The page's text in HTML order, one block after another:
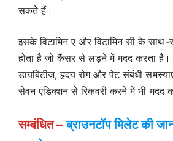
सकते हैं।
इसके विटामिन ए और विटामिन सी के साथ-
होता है जो कैंसर से लड़ने में मदद करता
डायबिटीज, हृदय रोग और पेट संबंधी
सेवन एडिक्शन से रिकवरी करने में भी मदद
सम्बंधित – ब्राउनटॉप मिलेट की